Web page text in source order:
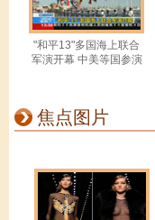
据统计，
剧及谍战
的泛滥，
员、著名
【同期
"和平13"多国海上联合
军演开幕 中美等国参演
焦点图片